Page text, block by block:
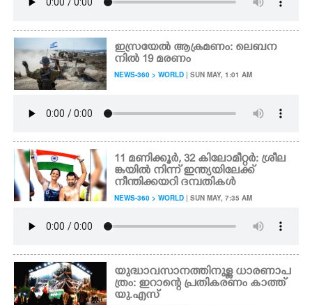
ഇസ്രയേൽ ആക്രമണം: ലെബന
നിൽ 19 മരണം
NEWS-360 > WORLD | SUN MAY, 1:01 AM
11 മണിക്കൂർ,​ 32 കിലോമീറ്റർ: ശ്രീല
ങ്കയിൽ നിന്ന് ഇന്ത്യയിലേക്ക്
നീന്തിക്കയറി ദമ്പതികൾ
NEWS-360 > WORLD | SUN MAY, 7:35 AM
യുദ്ധാവസാനത്തിനുള്ള ധാരണാപ
ത്രം: ഇറാന്റെ പ്രതികരണം കാത്ത്
യു.എസ്